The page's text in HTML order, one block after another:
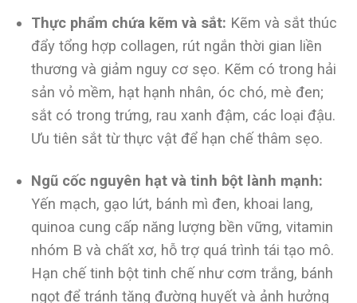
Thực phẩm chứa kẽm và sắt: Kẽm và sắt thúc
đẩy tổng hợp collagen, rút ngắn thời gian liền
thương và giảm nguy cơ sẹo. Kẽm có trong hải
sản vỏ mềm, hạt hạnh nhân, óc chó, mè đen;
sắt có trong trứng, rau xanh đậm, các loại đậu.
Ưu tiên sắt từ thực vật để hạn chế thâm sẹo.
Ngũ cốc nguyên hạt và tinh bột lành mạnh:
Yến mạch, gạo lứt, bánh mì đen, khoai lang,
quinoa cung cấp năng lượng bền vững, vitamin
nhóm B và chất xơ, hỗ trợ quá trình tái tạo mô.
Hạn chế tinh bột tinh chế như cơm trắng, bánh
ngọt để tránh tăng đường huyết và ảnh hưởng